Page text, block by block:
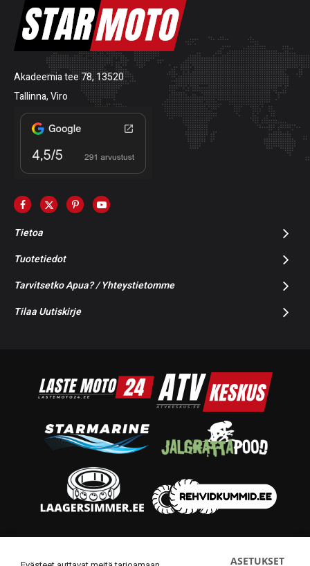
Akadeemia tee 78, 13520
Tallinna, Viro
Tietoa
Tuotetiedot
Tarvitsetko Apua? / Yhteystietomme
Tilaa Uutiskirje
ASETUKSET